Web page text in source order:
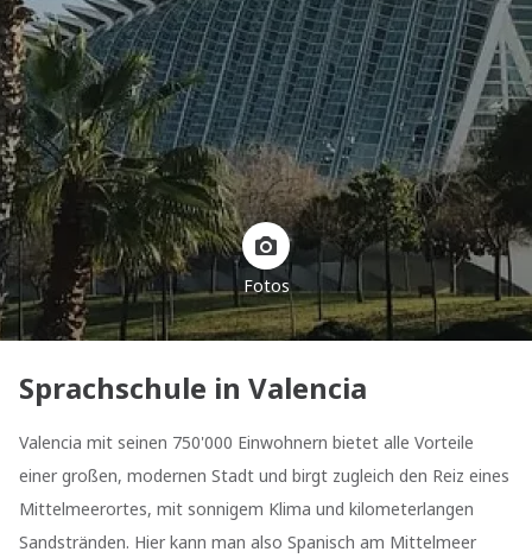
Fotos
Sprachschule in Valencia
Valencia mit seinen 750'000 Einwohnern bietet alle Vorteile
einer großen, modernen Stadt und birgt zugleich den Reiz eines
Mittelmeerortes, mit sonnigem Klima und kilometerlangen
Sandstränden. Hier kann man also Spanisch am Mittelmeer